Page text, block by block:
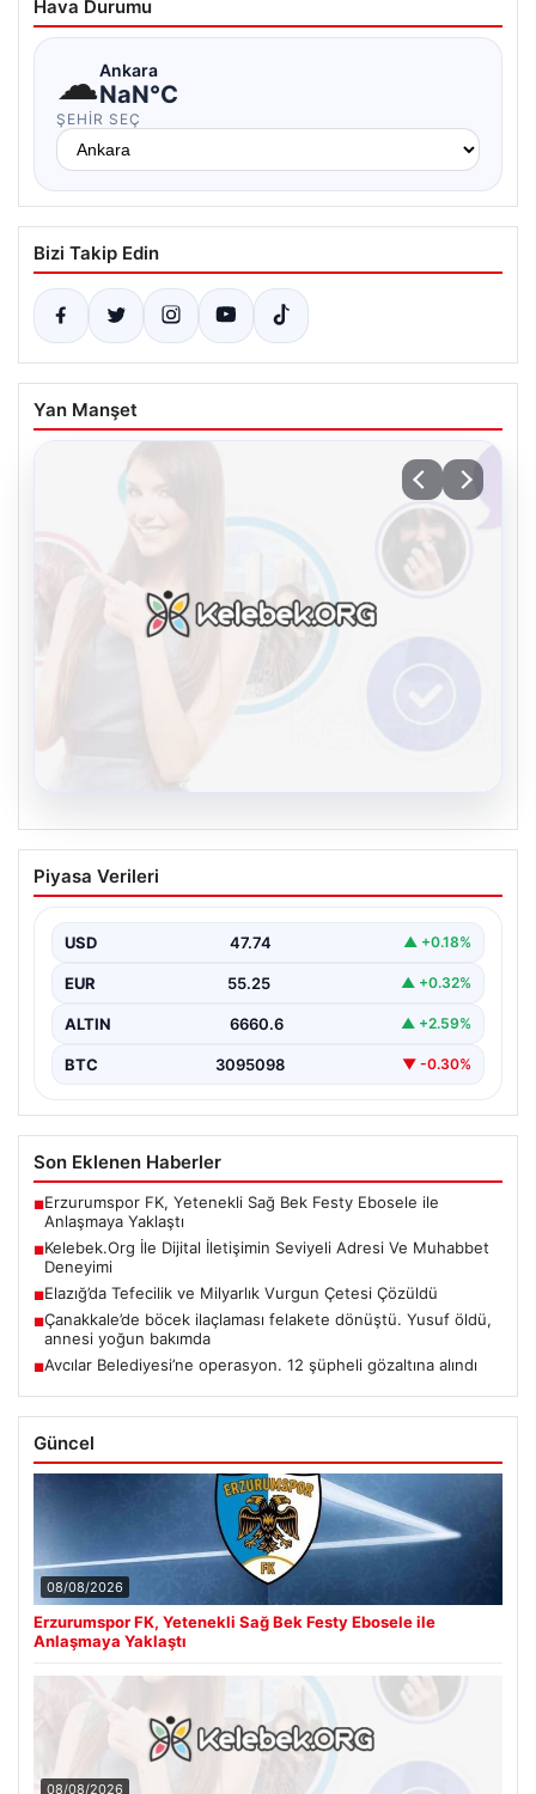
Hava Durumu
☁Ankara
NaN°C
ŞEHIR SEÇ
Bizi Takip Edin
Yan Manşet
Kelebek.Org İle Dijital İletişimin Seviyeli
Adresi Ve Muhabbet Deneyimi
sağlaması kritik bir önem barındırmaktadır. Halen
birçok…
Piyasa Verileri
USD 47.74 ▲ +0.18%
EUR 55.25 ▲ +0.32%
ALTIN 6660.6 ▲ +2.59%
BTC 3095098 ▼ -0.30%
Son Eklenen Haberler
■Erzurumspor FK, Yetenekli Sağ Bek Festy Ebosele ile
Anlaşmaya Yaklaştı
■Kelebek.Org İle Dijital İletişimin Seviyeli Adresi Ve Muhabbet
Deneyimi
■Elazığ’da Tefecilik ve Milyarlık Vurgun Çetesi Çözüldü
■Çanakkale’de böcek ilaçlaması felakete dönüştü. Yusuf öldü,
annesi yoğun bakımda
■Avcılar Belediyesi’ne operasyon. 12 şüpheli gözaltına alındı
Güncel
08/08/2026
Erzurumspor FK, Yetenekli Sağ Bek Festy Ebosele ile
Anlaşmaya Yaklaştı
08/08/2026